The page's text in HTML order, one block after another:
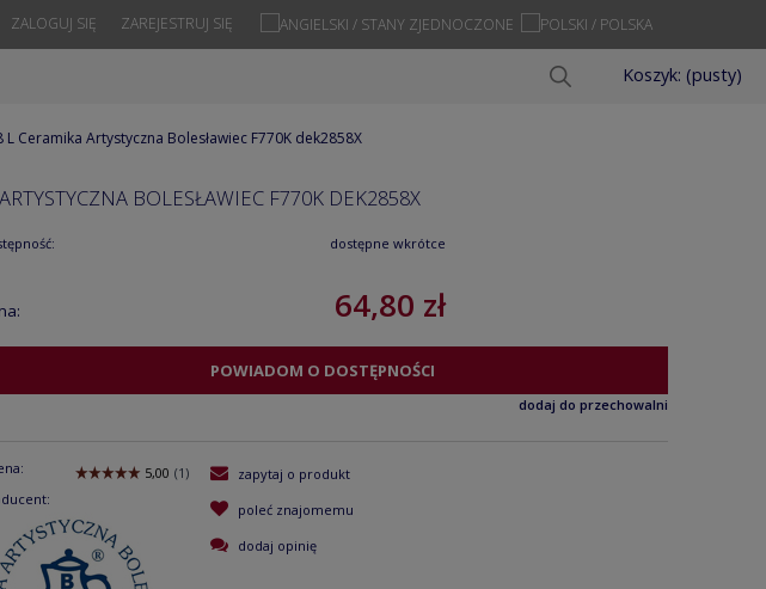
ZAREJESTRUJ SIĘ
ZALOGUJ SIĘ
Koszyk: (pusty)
Ceramika Artystyczna Bolesławiec F770K dek2858X
BOLESŁAWIEC F770K DEK2858X
dostępne wkrótce
64,80 zł
POWIADOM O DOSTĘPNOŚCI
dodaj do przechowalni
zapytaj o produkt
poleć znajomemu
dodaj opinię